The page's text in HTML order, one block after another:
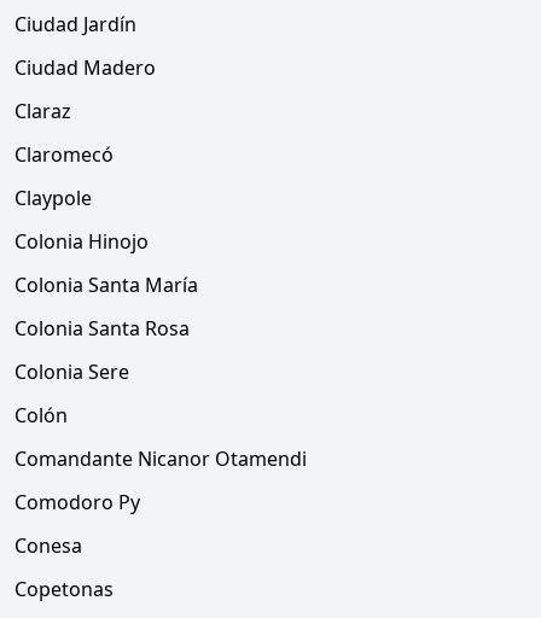
Ciudad Jardín
Ciudad Madero
Claraz
Claromecó
Claypole
Colonia Hinojo
Colonia Santa María
Colonia Santa Rosa
Colonia Sere
Colón
Comandante Nicanor Otamendi
Comodoro Py
Conesa
Copetonas